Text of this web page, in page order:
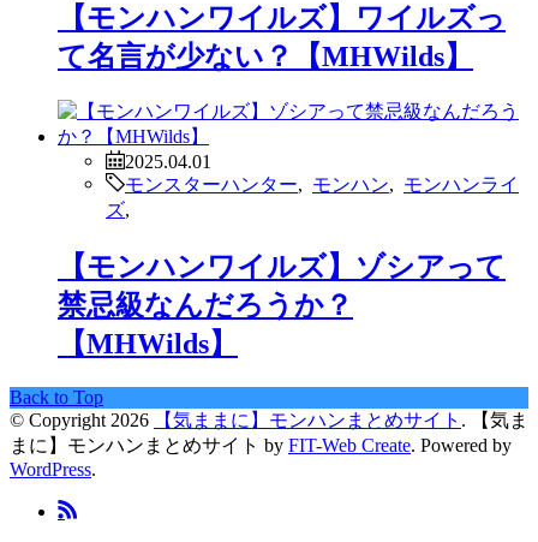
【モンハンワイルズ】ワイルズっ
て名言が少ない？【MHWilds】
2025.04.01
モンスターハンター
モンハン
モンハンライ
ズ
【モンハンワイルズ】ゾシアって
禁忌級なんだろうか？
【MHWilds】
Back to Top
© Copyright 2026
【気ままに】モンハンまとめサイト .
【気ま
まに】モンハンまとめサイト by FIT-Web Create. Powered by
WordPress.